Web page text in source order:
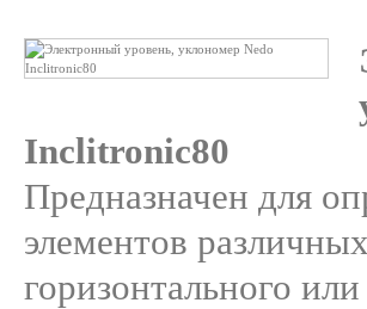
Inclitronic80
Предназначен для
элементов
горизонтального